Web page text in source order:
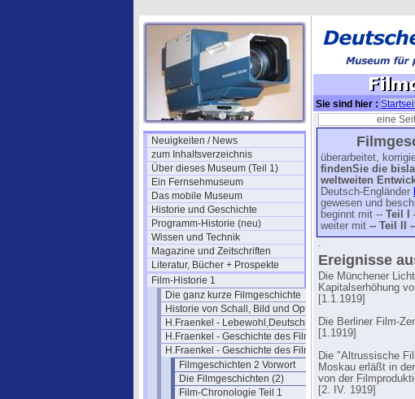
Neuigkeiten / News
zum Inhaltsverzeichnis
Über dieses Museum (Teil 1)
Ein Fernsehmuseum
Das mobile Museum
Historie und Geschichte
Programm-Historie (neu)
Wissen und Technik
Magazine und Zeitschriften
Literatur, Bücher + Prospekte
Film-Historie 1
Die ganz kurze Filmgeschichte
Historie von Schall, Bild und Optik
H.Fraenkel - Lebewohl,Deutschland
H.Fraenkel - Geschichte des Films 1
H.Fraenkel - Geschichte des Films 2
Filmgeschichten 2 Vorwort
Die Filmgeschichten (2)
Film-Chronologie Teil 1
Sie sind hier :
Teil 1→ eine
überarbeitet,
findenSie die
weltweiten
Deutsch-Engländer
gewesen und
beginnt mit -- Teil I
weiter mit -- Teil II
.
Ereignisse
Die Münchener
Kapitalserhöhung
[1.1.1919]
Die Berliner Film-
[1.1919]
Die "Altrussische
Moskau erläßt in
von der
[2. IV. 1919]